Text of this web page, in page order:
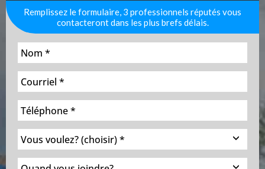
Remplissez le formulaire, 3 professionnels réputés vous
contacteront dans les plus brefs délais.